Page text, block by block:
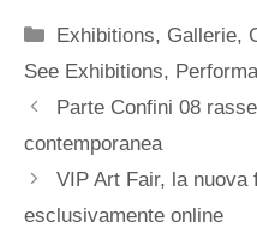
Categorie
Exhibitions, Gallerie,
See Exhibitions,
Parte Confini 08
contemporanea
VIP Art Fair, la nuova
esclusivamente online